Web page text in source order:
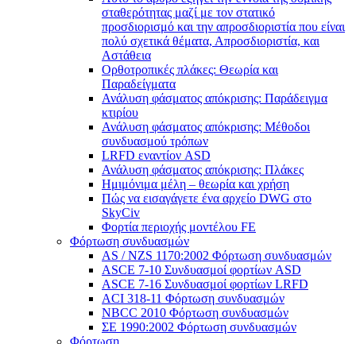
σταθερότητας μαζί με τον στατικό
προσδιορισμό και την απροσδιοριστία που είναι
πολύ σχετικά θέματα, Απροσδιοριστία, και
Αστάθεια
Ορθοτροπικές πλάκες: Θεωρία και
Παραδείγματα
Ανάλυση φάσματος απόκρισης: Παράδειγμα
κτιρίου
Ανάλυση φάσματος απόκρισης: Μέθοδοι
συνδυασμού τρόπων
LRFD εναντίον ASD
Ανάλυση φάσματος απόκρισης: Πλάκες
Ημιμόνιμα μέλη – θεωρία και χρήση
Πώς να εισαγάγετε ένα αρχείο DWG στο
SkyCiv
Φορτία περιοχής μοντέλου FE
Φόρτωση συνδυασμών
AS / NZS 1170:2002 Φόρτωση συνδυασμών
ASCE 7-10 Συνδυασμοί φορτίων ASD
ASCE 7-16 Συνδυασμοί φορτίων LRFD
ACI 318-11 Φόρτωση συνδυασμών
NBCC 2010 Φόρτωση συνδυασμών
ΣΕ 1990:2002 Φόρτωση συνδυασμών